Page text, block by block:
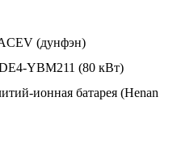
(дунфэн)
YBM211 (80 кВт)
ионная батарея (Henan